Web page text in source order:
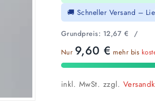
🚚 Schneller Versand –
Grundpreis: 12,67 € /
Nur 9,60€ mehr bis
inkl. MwSt. zzgl.